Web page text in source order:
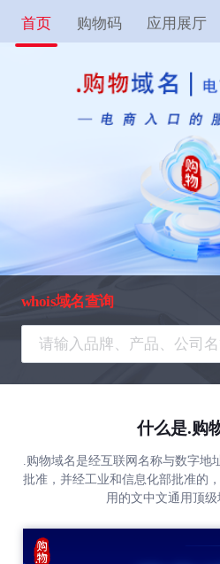
首页 购物码 应用展厅
whois域名查询
什么是.购
.购物域名是经互联网名称与数字地
批准，并经工业和信息化部批准的
用的文中文通用顶级